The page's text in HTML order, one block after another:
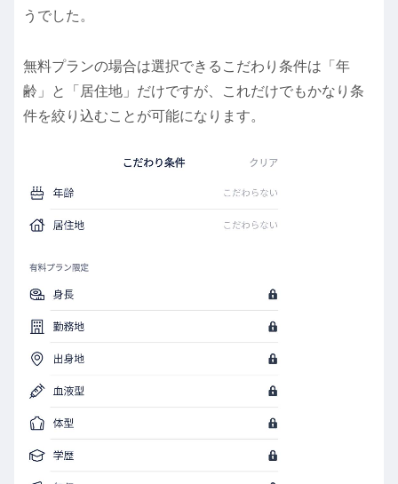
うでした。
無料プランの場合は選択できるこだわり条件は「年
齢」と「居住地」だけですが、これだけでもかなり条
件を絞り込むことが可能になります。